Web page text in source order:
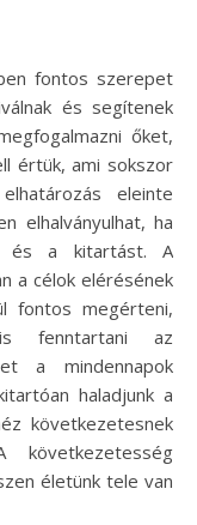
és segítenek
őket,
értük, ami sokszor
eleinte
elhalványulhat, ha
és a kitartást. A
a célok elérésének
fontos megérteni,
fenntartani az
a mindennapok
haladjunk a
következetesnek
életünk tele van